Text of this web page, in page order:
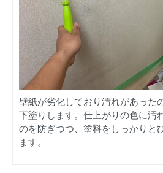
壁紙が劣化しており汚れがあった
下塗りします。仕上がりの色に汚
のを防ぎつつ、塗料をしっかりと
ます。